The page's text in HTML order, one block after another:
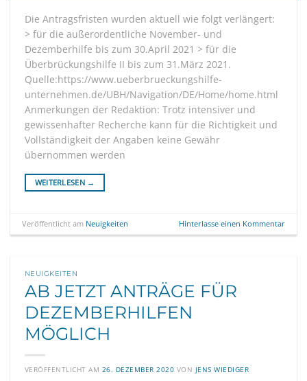
Die Antragsfristen wurden aktuell wie folgt verlängert:
> für die außerordentliche November- und
Dezemberhilfe bis zum 30.April 2021 > für die
Überbrückungshilfe II bis zum 31.März 2021.
Quelle:https://www.ueberbrueckungshilfe-
unternehmen.de/UBH/Navigation/DE/Home/home.html
Anmerkungen der Redaktion: Trotz intensiver und
gewissenhafter Recherche kann für die Richtigkeit und
Vollständigkeit der Angaben keine Gewähr
übernommen werden
WEITERLESEN →
Veröffentlicht am Neuigkeiten Hinterlasse einen Kommentar
NEUIGKEITEN
AB JETZT ANTRÄGE FÜR
DEZEMBERHILFEN
MÖGLICH
VERÖFFENTLICHT AM 26. DEZEMBER 2020 VON JENS WIEDIGER